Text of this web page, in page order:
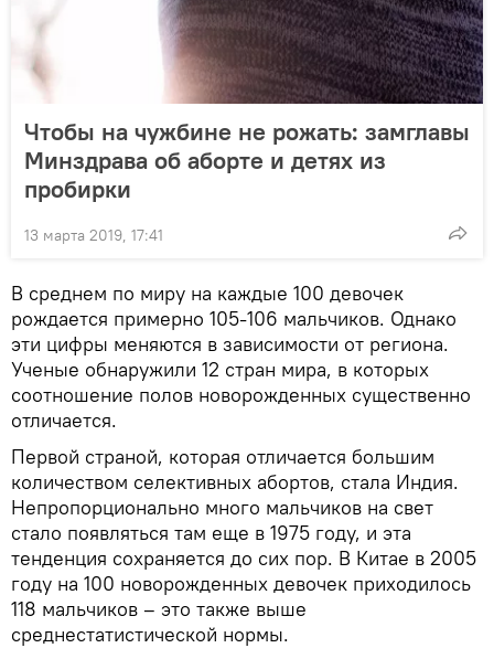
Чтобы на чужбине не рожать: замглавы
Минздрава об аборте и детях из
пробирки
13 марта 2019, 17:41
В среднем по миру на каждые 100 девочек
рождается примерно 105-106 мальчиков. Однако
эти цифры меняются в зависимости от региона.
Ученые обнаружили 12 стран мира, в которых
соотношение полов новорожденных существенно
отличается.
Первой страной, которая отличается большим
количеством селективных абортов, стала Индия.
Непропорционально много мальчиков на свет
стало появляться там еще в 1975 году, и эта
тенденция сохраняется до сих пор. В Китае в 2005
году на 100 новорожденных девочек приходилось
118 мальчиков – это также выше
среднестатистической нормы.